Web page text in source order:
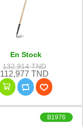
En Stock
132,914 TND
112,977 TND
B1976